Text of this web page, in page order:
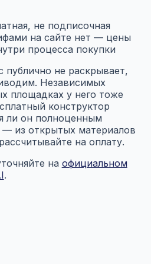
не подписочная
на сайте нет — цены
процесса покупки
не раскрывает,
Независимых
площадках у него тоже
конструктор
ли он полноценным
из открытых материалов
на оплату.
на официальном
.